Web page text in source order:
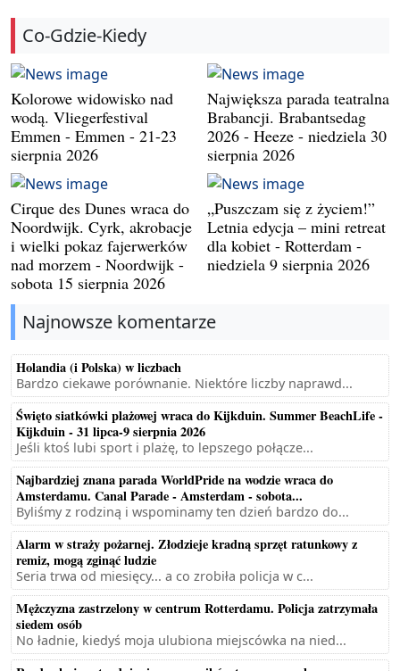
Co-Gdzie-Kiedy
Kolorowe widowisko nad
wodą. Vliegerfestival
Emmen - Emmen - 21-23
sierpnia 2026
Największa parada teatralna
Brabancji. Brabantsedag
2026 - Heeze - niedziela 30
sierpnia 2026
Cirque des Dunes wraca do
Noordwijk. Cyrk, akrobacje
i wielki pokaz fajerwerków
nad morzem - Noordwijk -
sobota 15 sierpnia 2026
„Puszczam się z życiem!”
Letnia edycja – mini retreat
dla kobiet - Rotterdam -
niedziela 9 sierpnia 2026
Najnowsze komentarze
Holandia (i Polska) w liczbach
Bardzo ciekawe porównanie. Niektóre liczby naprawd...
Święto siatkówki plażowej wraca do Kijkduin. Summer BeachLife -
Kijkduin - 31 lipca-9 sierpnia 2026
Jeśli ktoś lubi sport i plażę, to lepszego połącze...
Najbardziej znana parada WorldPride na wodzie wraca do
Amsterdamu. Canal Parade - Amsterdam - sobota...
Byliśmy z rodziną i wspominamy ten dzień bardzo do...
Alarm w straży pożarnej. Złodzieje kradną sprzęt ratunkowy z
remiz, mogą zginąć ludzie
Seria trwa od miesięcy... a co zrobiła policja w c...
Mężczyzna zastrzelony w centrum Rotterdamu. Policja zatrzymała
siedem osób
No ładnie, kiedyś moja ulubiona miejscówka na nied...